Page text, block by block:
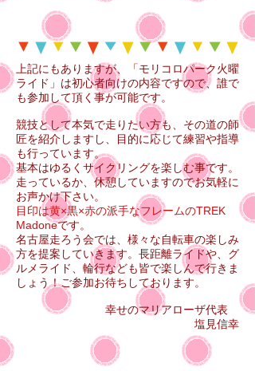
上記にもありますが、「モリコロパーク火曜
ライド」は初心者向けの内容ですので、誰で
も参加して頂く事が可能です。
競技として本気で走りたい方も、その道の師
匠を紹介しますし、目的に応じて練習や指導
も行っています。
基本はゆるくサイクリングを楽しむ事です。
走っているか、休憩していますのでお気軽に
お声かけ下さい。
目印は黄×黒×赤の派手なフレームのTREK
Madoneです。
名古屋走ろう会では、様々な自転車の楽しみ
方を提案していきます。長距離ライドや、グ
ルメライド、輪行なども皆で楽しんで行きま
しょう！ご参加お待ちしております。
幸せのマリアローザ代表
塩見信幸